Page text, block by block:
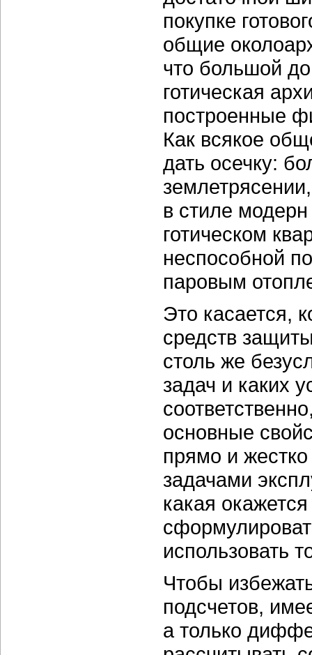
покупке
общие
что большой
готическая
построенные
Как всякое
дать осечку:
в стиле
готическом
неспособной
паровым
Это касается,
средств
столь же
задач и каких
основные
прямо и
задачами
какая
использовать
Чтобы
подсчетов,
а только